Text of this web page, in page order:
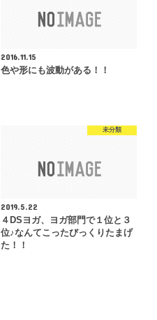
2016.11.15
色や形にも波動がある！！
未分類
2019.5.22
４DSヨガ、ヨガ部門で１位と３
位♪なんてこったびっくりたまげ
た！！